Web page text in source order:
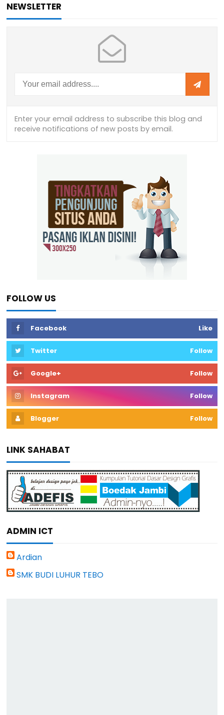
NEWSLETTER
FOLLOW US
Facebook Like
Twitter Follow
Google+ Follow
Instagram Follow
Blogger Follow
LINK SAHABAT
ADMIN ICT
Ardian
SMK BUDI LUHUR TEBO